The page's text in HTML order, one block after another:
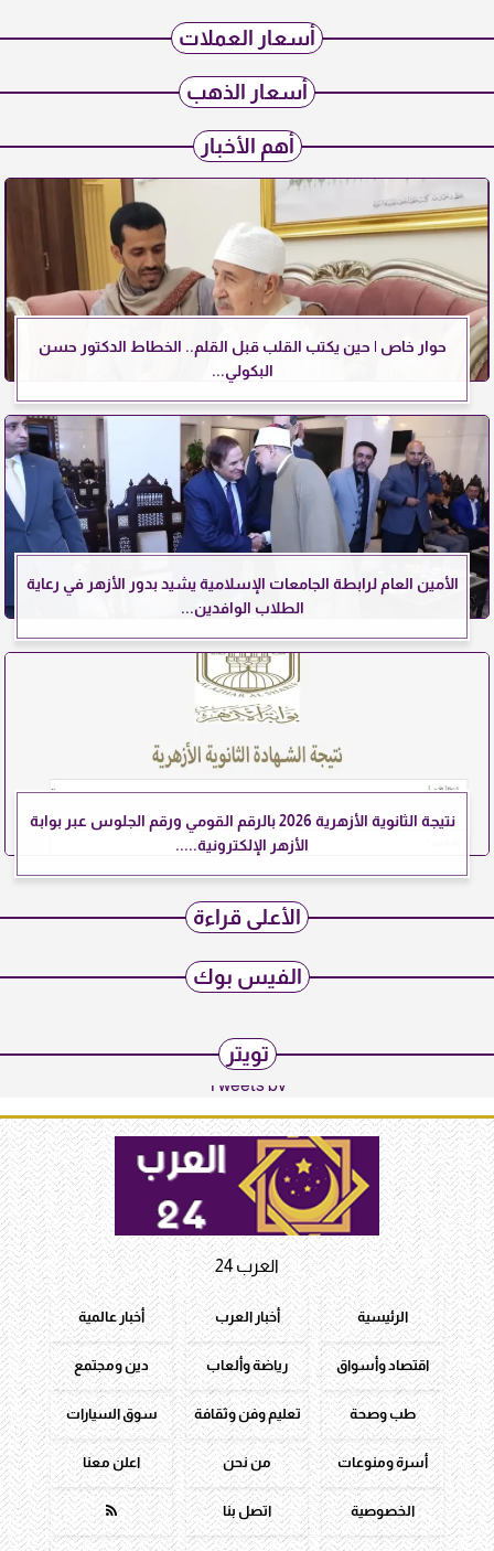
أسعار العملات
أسعار الذهب
أهم الأخبار
حوار خاص | حين يكتب القلب قبل القلم.. الخطاط الدكتور حسن
البكولي...
الأمين العام لرابطة الجامعات الإسلامية يشيد بدور الأزهر في رعاية
الطلاب الوافدين...
نتيجة الثانوية الأزهرية 2026 بالرقم القومي ورقم الجلوس عبر بوابة
الأزهر الإلكترونية.....
الأعلى قراءة
الفيس بوك
تويتر
Tweets by
العرب 24
الرئيسية أخبار العرب أخبار عالمية
اقتصاد وأسواق رياضة وألعاب دين ومجتمع
طب وصحة تعليم وفن وثقافة سوق السيارات
أسرة ومنوعات من نحن اعلن معنا
الخصوصية اتصل بنا 